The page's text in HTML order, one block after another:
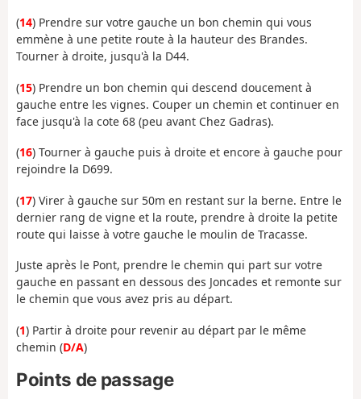
(14) Prendre sur votre gauche un bon chemin qui vous
emmène à une petite route à la hauteur des Brandes.
Tourner à droite, jusqu'à la D44.
(15) Prendre un bon chemin qui descend doucement à
gauche entre les vignes. Couper un chemin et continuer en
face jusqu'à la cote 68 (peu avant Chez Gadras).
(16) Tourner à gauche puis à droite et encore à gauche pour
rejoindre la D699.
(17) Virer à gauche sur 50m en restant sur la berne. Entre le
dernier rang de vigne et la route, prendre à droite la petite
route qui laisse à votre gauche le moulin de Tracasse.
Juste après le Pont, prendre le chemin qui part sur votre
gauche en passant en dessous des Joncades et remonte sur
le chemin que vous avez pris au départ.
(1) Partir à droite pour revenir au départ par le même
chemin (D/A)
Points de passage